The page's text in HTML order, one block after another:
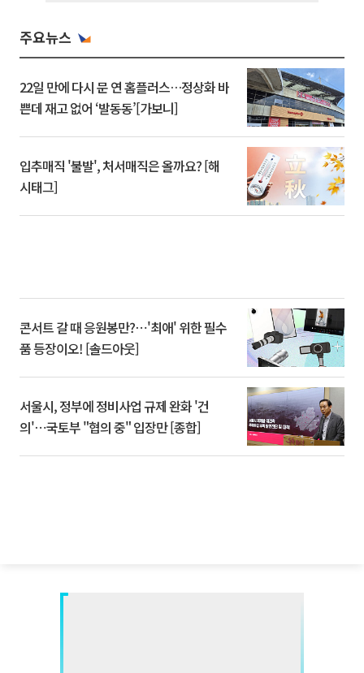
주요뉴스
22일 만에 다시 문 연 홈플러스…정상화 바
쁜데 재고 없어 ‘발동동’[가보니]
입추매직 '불발', 처서매직은 올까요? [해
시태그]
콘서트 갈 때 응원봉만?⋯'최애' 위한 필수
품 등장이오! [솔드아웃]
서울시, 정부에 정비사업 규제 완화 '건
의'⋯국토부 "협의 중" 입장만 [종합]